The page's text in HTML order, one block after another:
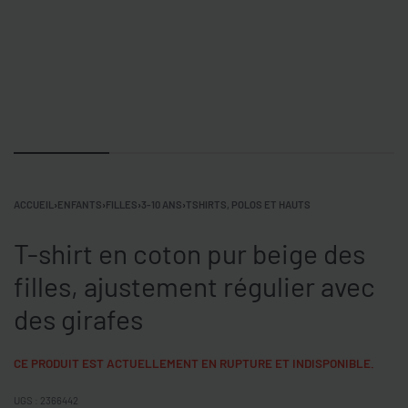
ACCUEIL ›ENFANTS›FILLES›3-10 ANS›TSHIRTS, POLOS ET HAUTS
T-shirt en coton pur beige des
filles, ajustement régulier avec
des girafes
CE PRODUIT EST ACTUELLEMENT EN RUPTURE ET INDISPONIBLE.
2366442